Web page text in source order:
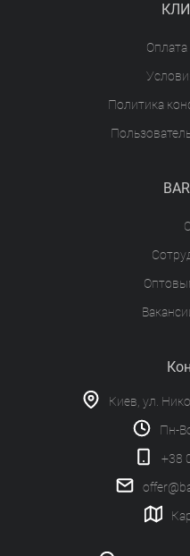
Оплата
Политика
Киев, ул.
Пн-
+38